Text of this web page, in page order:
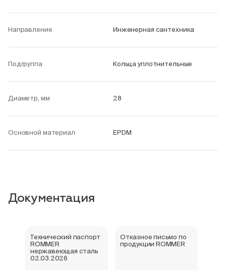
Направление Инженерная сантехника
Подгруппа Кольца уплотнительные
Диаметр, мм 28
Основной материал EPDM
Документация
Технический паспорт
ROMMER
нержавеющая сталь
02.03.2026
Отказное письмо по
продукции ROMMER